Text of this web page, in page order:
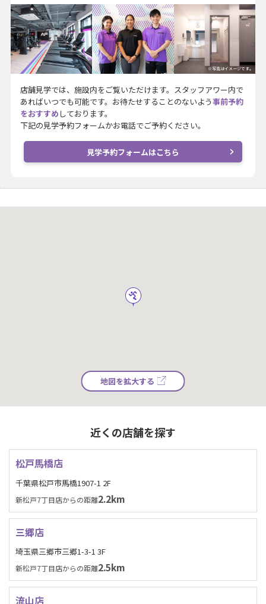
※写真はイメージです。
店舗見学では、施設内をご覧いただけます。スタッフアワー内で
あればいつでも可能です。お待たせすることのないよう事前予約
をおすすめ しております。
下記の見学予約フォームかお電話でご予約ください。
見学予約フォームはこちら
地図を拡大する
近くの店舗を探す
松戸馬橋店
千葉県松戸市馬橋1907-1 2F
新松戸7丁目店からの距離2.2km
三郷店
埼玉県三郷市三郷1-3-1 3F
新松戸7丁目店からの距離2.5km
流山店